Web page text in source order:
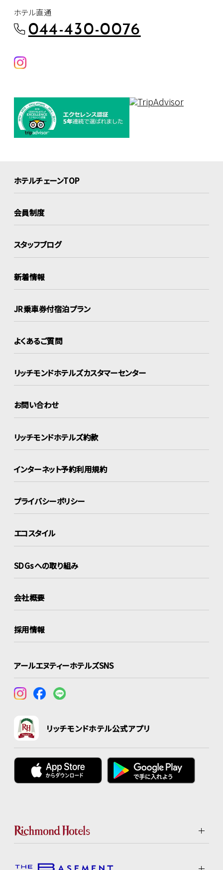
ホテル直通
044-430-0076
ホテルチェーンTOP
会員制度
スタッフブログ
新着情報
JR乗車券付宿泊プラン
よくあるご質問
リッチモンドホテルズカスタマーセンター
お問い合わせ
リッチモンドホテルズ約款
インターネット予約利用規約
プライバシーポリシー
エコスタイル
SDGsへの取り組み
会社概要
採用情報
アールエヌティーホテルズSNS
リッチモンドホテル公式アプリ